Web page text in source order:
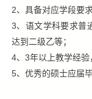
2、具备对应学段要
3、语文学科要求普
达到二级乙等；
4、3年以上教学经验
5、优秀的硕士应届